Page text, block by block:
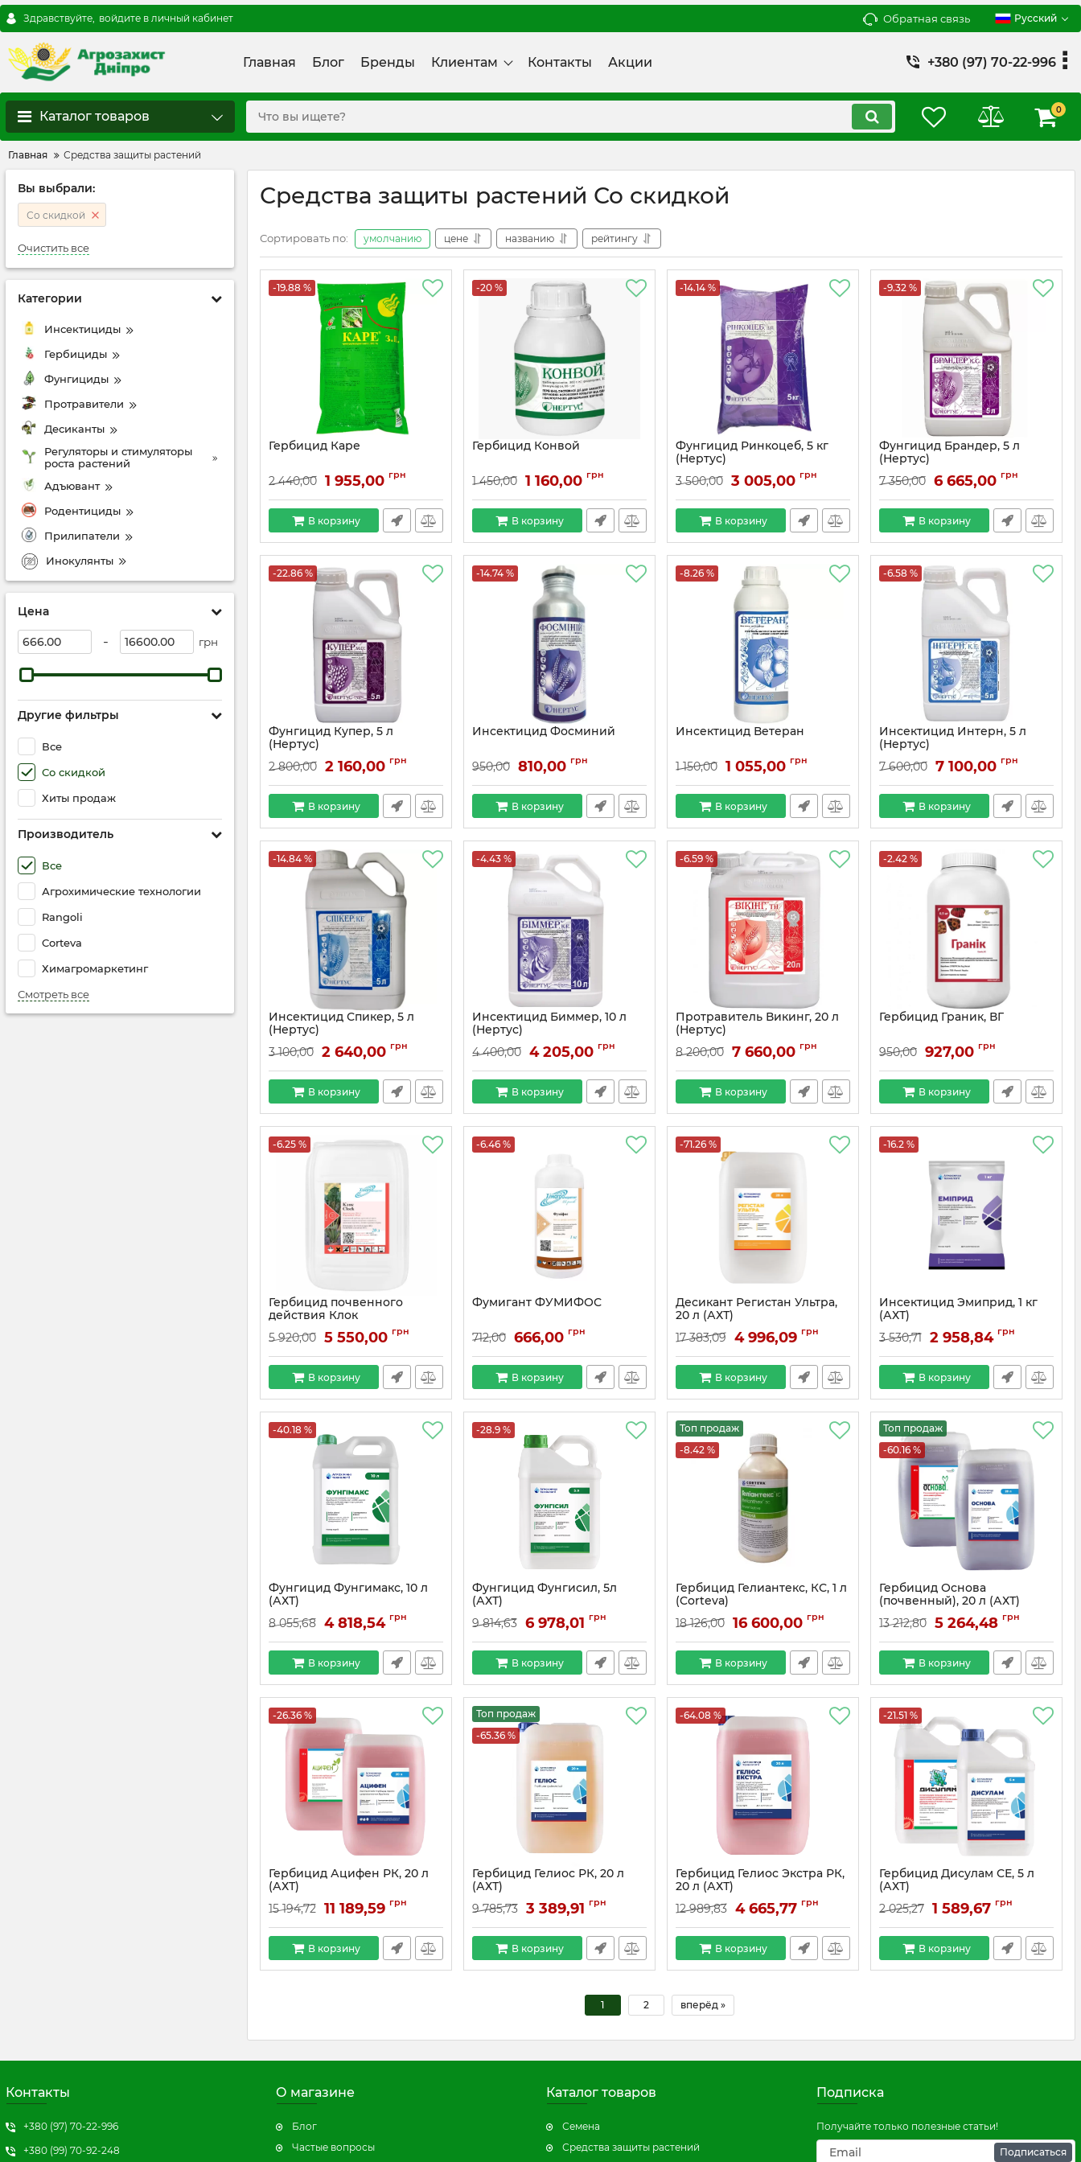
Здравствуйте, войдите в личный кабинет Обратная связь Русский
Главная Блог Бренды Клиентам Контакты Акции +380 (97) 70-22-996
Каталог товаров 0
Главная Средства защиты растений
Вы выбрали:
Со скидкой
Очистить все
Категории
Инсектициды
Гербициды
Фунгициды
Протравители
Десиканты
Регуляторы и стимуляторы
роста растений
Адъювант
Родентициды
Прилипатели
Инокулянты
Цена
- грн
Другие фильтры
Все
Со скидкой
Хиты продаж
Производитель
Все
Агрохимические технологии
Rangoli
Corteva
Химагромаркетинг
Смотреть все
Средства защиты растений Со скидкой
Сортировать по: умолчанию цене названию рейтингу
-19.88 %
Гербицид Каре
2 440,00 1 955,00 грн
В корзину
-20 %
Гербицид Конвой
1 450,00 1 160,00 грн
В корзину
-14.14 %
Фунгицид Ринкоцеб, 5 кг
(Нертус)
3 500,00 3 005,00 грн
В корзину
-9.32 %
Фунгицид Брандер, 5 л
(Нертус)
7 350,00 6 665,00 грн
В корзину
-22.86 %
Фунгицид Купер, 5 л
(Нертус)
2 800,00 2 160,00 грн
В корзину
-14.74 %
Инсектицид Фосминий
950,00 810,00 грн
В корзину
-8.26 %
Инсектицид Ветеран
1 150,00 1 055,00 грн
В корзину
-6.58 %
Инсектицид Интерн, 5 л
(Нертус)
7 600,00 7 100,00 грн
В корзину
-14.84 %
Инсектицид Спикер, 5 л
(Нертус)
3 100,00 2 640,00 грн
В корзину
-4.43 %
Инсектицид Биммер, 10 л
(Нертус)
4 400,00 4 205,00 грн
В корзину
-6.59 %
Протравитель Викинг, 20 л
(Нертус)
8 200,00 7 660,00 грн
В корзину
-2.42 %
Гербицид Граник, ВГ
950,00 927,00 грн
В корзину
-6.25 %
Гербицид почвенного
действия Клок
5 920,00 5 550,00 грн
В корзину
-6.46 %
Фумигант ФУМИФОС
712,00 666,00 грн
В корзину
-71.26 %
Десикант Регистан Ультра,
20 л (АХТ)
17 383,09 4 996,09 грн
В корзину
-16.2 %
Инсектицид Эмиприд, 1 кг
(АХТ)
3 530,71 2 958,84 грн
В корзину
-40.18 %
Фунгицид Фунгимакс, 10 л
(АХТ)
8 055,68 4 818,54 грн
В корзину
-28.9 %
Фунгицид Фунгисил, 5л
(АХТ)
9 814,63 6 978,01 грн
В корзину
Топ продаж
-8.42 %
Гербицид Гелиантекс, КС, 1 л
(Corteva)
18 126,00 16 600,00 грн
В корзину
Топ продаж
-60.16 %
Гербицид Основа
(почвенный), 20 л (АХТ)
13 212,80 5 264,48 грн
В корзину
-26.36 %
Гербицид Ацифен РК, 20 л
(АХТ)
15 194,72 11 189,59 грн
В корзину
Топ продаж
-65.36 %
Гербицид Гелиос РК, 20 л
(АХТ)
9 785,73 3 389,91 грн
В корзину
-64.08 %
Гербицид Гелиос Экстра РК,
20 л (АХТ)
12 989,83 4 665,77 грн
В корзину
-21.51 %
Гербицид Дисулам СЕ, 5 л
(АХТ)
2 025,27 1 589,67 грн
В корзину
1 2 вперёд »
Контакты
+380 (97) 70-22-996
+380 (99) 70-92-248
О магазине
Блог
Частые вопросы
Каталог товаров
Семена
Средства защиты растений
Подписка
Получайте только полезные статьи!
Подписаться